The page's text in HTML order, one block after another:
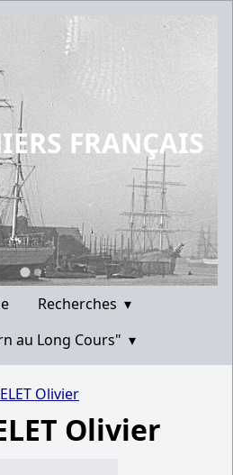
FRANÇAIS
Recherches ▾
au Long Cours" ▾
Olivier
Olivier